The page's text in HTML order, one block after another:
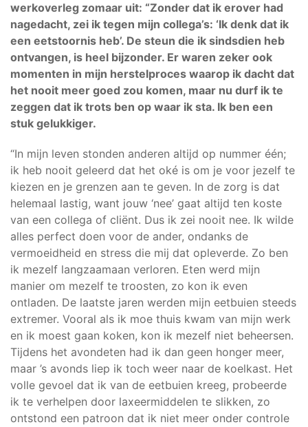
werkoverleg zomaar uit: “Zonder dat ik erover had
nagedacht, zei ik tegen mijn collega’s: ‘Ik denk dat ik
een eetstoornis heb’. De steun die ik sindsdien heb
ontvangen, is heel bijzonder. Er waren zeker ook
momenten in mijn herstelproces waarop ik dacht dat
het nooit meer goed zou komen, maar nu durf ik te
zeggen dat ik trots ben op waar ik sta. Ik ben een
stuk gelukkiger.
“In mijn leven stonden anderen altijd op nummer één;
ik heb nooit geleerd dat het oké is om je voor jezelf te
kiezen en je grenzen aan te geven. In de zorg is dat
helemaal lastig, want jouw ‘nee’ gaat altijd ten koste
van een collega of cliënt. Dus ik zei nooit nee. Ik wilde
alles perfect doen voor de ander, ondanks de
vermoeidheid en stress die mij dat opleverde. Zo ben
ik mezelf langzaamaan verloren. Eten werd mijn
manier om mezelf te troosten, zo kon ik even
ontladen. De laatste jaren werden mijn eetbuien steeds
extremer. Vooral als ik moe thuis kwam van mijn werk
en ik moest gaan koken, kon ik mezelf niet beheersen.
Tijdens het avondeten had ik dan geen honger meer,
maar ’s avonds liep ik toch weer naar de koelkast. Het
volle gevoel dat ik van de eetbuien kreeg, probeerde
ik te verhelpen door laxeermiddelen te slikken, zo
ontstond een patroon dat ik niet meer onder controle